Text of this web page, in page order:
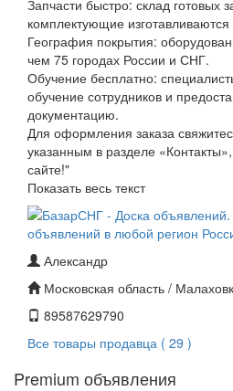
Запчасти быстро: склад готовых
комплектующие
География покрытия:
чем 75 городах России и СНГ.
Обучение бесплатно:
обучение сотрудников и
документацию.
Для оформления заказа
указанным в разделе
сайте!"
Показать весь текст
Александр
Московская область /
89587629790
Все товары продавца ( 29 )
Premium объявления